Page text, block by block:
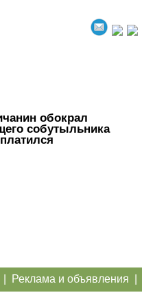
обокрал
собутыльника
Реклама и объявления